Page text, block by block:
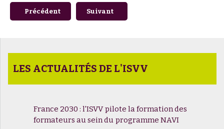
Article précédent : 22ᵉ Matinée des Œnologues
Précédent Article suivant : Infographie - 2015-
Suivant
LES ACTUALITÉS DE L'ISVV
France 2030 : l'ISVV pilote la formation des
formateurs au sein du programme NAVI